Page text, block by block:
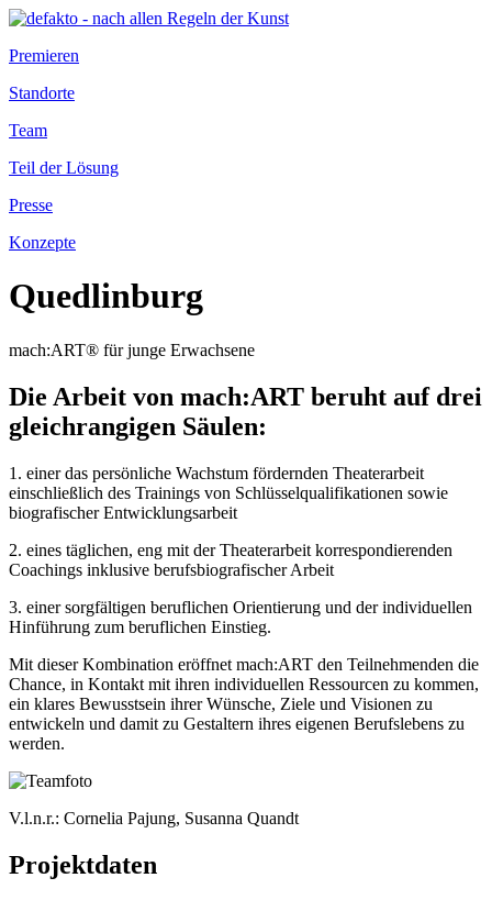
Premieren
Standorte
Team
Teil der Lösung
Presse
Konzepte
Quedlinburg
mach:ART® für junge Erwachsene
Die Arbeit von mach:ART beruht auf drei
gleichrangigen Säulen:
1. einer das persönliche Wachstum fördernden Theaterarbeit
einschließlich des Trainings von Schlüsselqualifikationen sowie
biografischer Entwicklungsarbeit
2. eines täglichen, eng mit der Theaterarbeit korrespondierenden
Coachings inklusive berufsbiografischer Arbeit
3. einer sorgfältigen beruflichen Orientierung und der individuellen
Hinführung zum beruflichen Einstieg.
Mit dieser Kombination eröffnet mach:ART den Teilnehmenden die
Chance, in Kontakt mit ihren individuellen Ressourcen zu kommen,
ein klares Bewusstsein ihrer Wünsche, Ziele und Visionen zu
entwickeln und damit zu Gestaltern ihres eigenen Berufslebens zu
werden.
V.l.n.r.: Cornelia Pajung, Susanna Quandt
Projektdaten